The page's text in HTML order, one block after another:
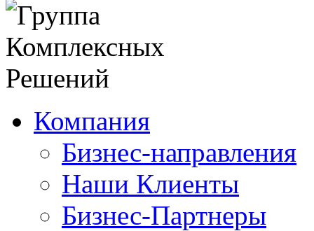
Компания
Бизнес-направления
Наши Клиенты
Бизнес-Партнеры